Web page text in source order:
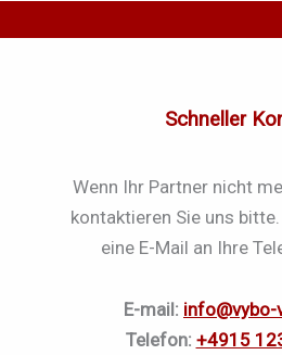
Schneller
Wenn Ihr Partner nicht
kontaktieren Sie uns
eine E-Mail an Ihre
E-mail:
Telefon: +4915